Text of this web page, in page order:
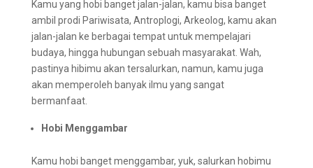
Kamu yang hobi banget jalan-jalan, kamu bisa banget
ambil prodi Pariwisata, Antroplogi, Arkeolog, kamu akan
jalan-jalan ke berbagai tempat untuk mempelajari
budaya, hingga hubungan sebuah masyarakat. Wah,
pastinya hibimu akan tersalurkan, namun, kamu juga
akan memperoleh banyak ilmu yang sangat
bermanfaat.
Hobi Menggambar
Kamu hobi banget menggambar, yuk, salurkan hobimu